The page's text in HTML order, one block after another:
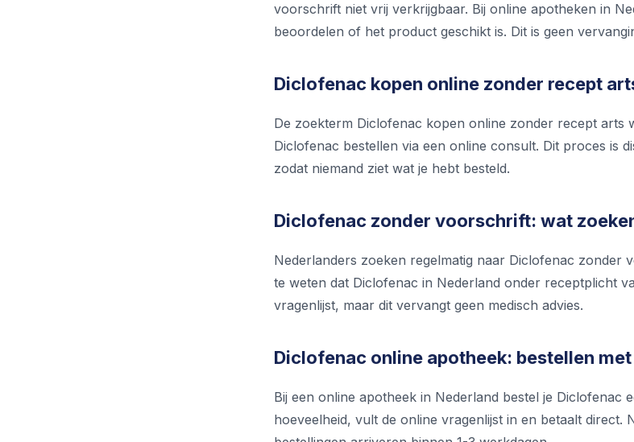
voorschrift niet vrij verkrijgbaar. Bij online apotheken in
beoordelen of het product geschikt is. Dit is geen
Diclofenac kopen online zonder recept
De zoekterm Diclofenac kopen online zonder recept arts
Diclofenac bestellen via een online consult. Dit proces is
zodat niemand ziet wat je hebt besteld.
Diclofenac zonder voorschrift: wat
Nederlanders zoeken regelmatig naar Diclofenac
te weten dat Diclofenac in Nederland onder receptplicht
vragenlijst, maar dit vervangt geen medisch advies.
Diclofenac online apotheek: bestellen met
Bij een online apotheek in Nederland bestel je Diclofenac
hoeveelheid, vult de online vragenlijst in en betaalt